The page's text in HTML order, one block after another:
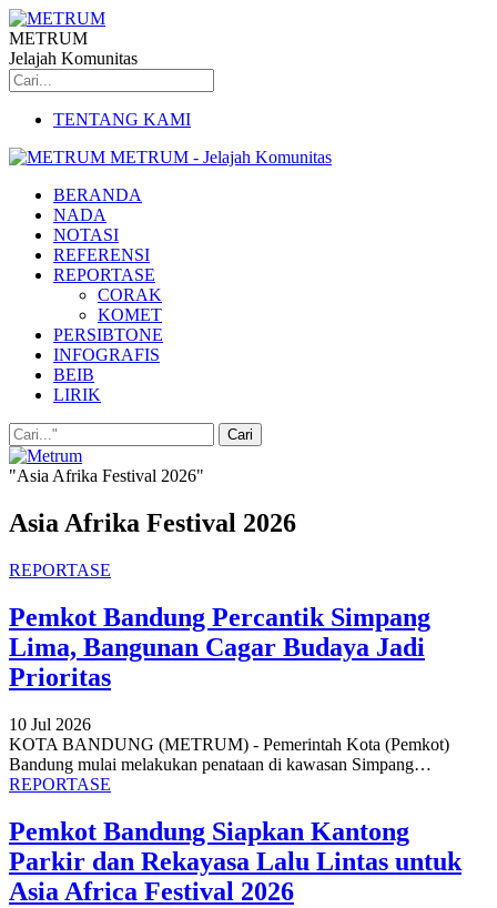
METRUM
Jelajah Komunitas
TENTANG KAMI
METRUM - Jelajah Komunitas
BERANDA
NADA
NOTASI
REFERENSI
REPORTASE
CORAK
KOMET
PERSIBTONE
INFOGRAFIS
BEIB
LIRIK
"Asia Afrika Festival 2026"
Asia Afrika Festival 2026
REPORTASE
Pemkot Bandung Percantik Simpang
Lima, Bangunan Cagar Budaya Jadi
Prioritas
10 Jul 2026
KOTA BANDUNG (METRUM) - Pemerintah Kota (Pemkot)
Bandung mulai melakukan penataan di kawasan Simpang…
REPORTASE
Pemkot Bandung Siapkan Kantong
Parkir dan Rekayasa Lalu Lintas untuk
Asia Africa Festival 2026